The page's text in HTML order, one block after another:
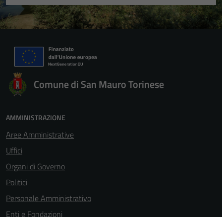
Comune di San Mauro Torinese
AMMINISTRAZIONE
Aree Amministrative
Uffici
Organi di Governo
Politici
Personale Amministrativo
Enti e Fondazioni